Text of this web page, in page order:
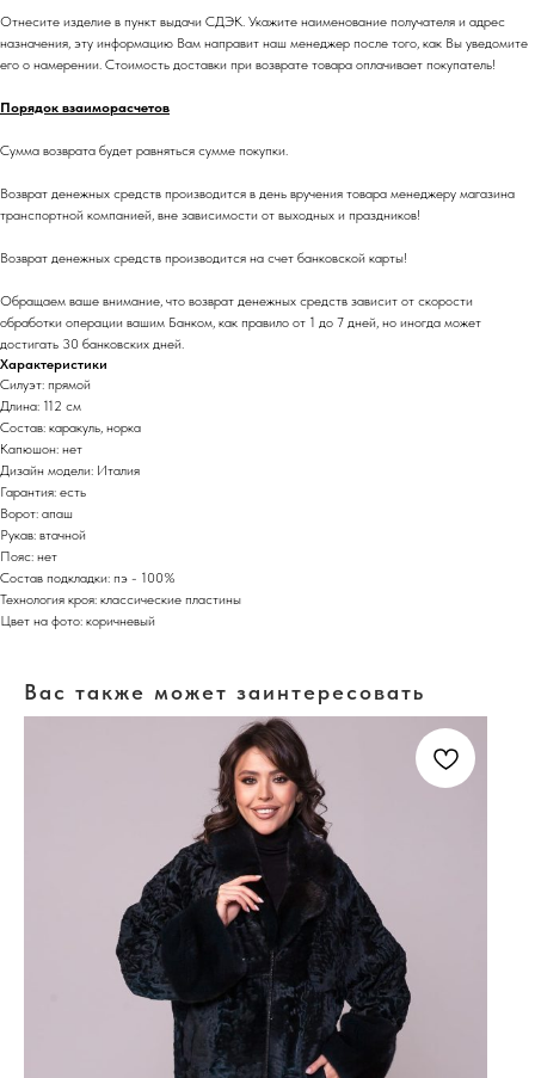
Отнесите изделие в пункт выдачи СДЭК. Укажите наименование получателя и адрес
назначения, эту информацию Вам направит наш менеджер после того, как Вы уведомите
его о намерении. Стоимость доставки при возврате товара оплачивает покупатель!
Порядок взаиморасчетов
Сумма возврата будет равняться сумме покупки.
Возврат денежных средств производится в день вручения товара менеджеру магазина
транспортной компанией, вне зависимости от выходных и праздников!
Возврат денежных средств производится на счет банковской карты!
Обращаем ваше внимание, что возврат денежных средств зависит от скорости
обработки операции вашим Банком, как правило от 1 до 7 дней, но иногда может
достигать 30 банковских дней.
Характеристики
Силуэт: прямой
Длина: 112 см
Состав: каракуль, норка
Капюшон: нет
Дизайн модели: Италия
Гарантия: есть
Ворот: апаш
Рукав: втачной
Пояс: нет
Состав подкладки: пэ - 100%
Технология кроя: классические пластины
Цвет на фото: коричневый
Вас также может заинтересовать